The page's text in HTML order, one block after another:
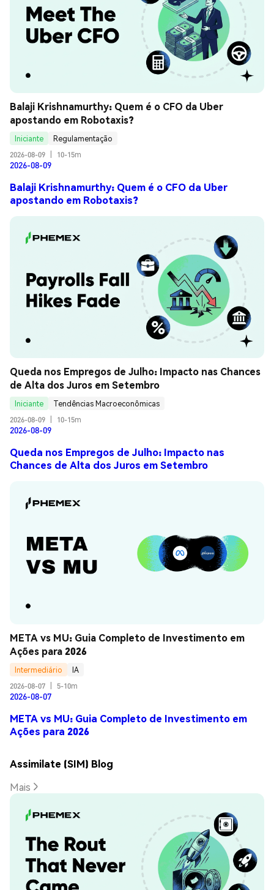
Balaji Krishnamurthy: Quem é o CFO da Uber
apostando em Robotaxis?
Iniciante
Regulamentação
2026-08-09
10-15m
2026-08-09
Balaji Krishnamurthy: Quem é o CFO da Uber
apostando em Robotaxis?
Queda nos Empregos de Julho: Impacto nas Chances
de Alta dos Juros em Setembro
Iniciante
Tendências Macroeconômicas
2026-08-09
10-15m
2026-08-09
Queda nos Empregos de Julho: Impacto nas
Chances de Alta dos Juros em Setembro
META vs MU: Guia Completo de Investimento em
Ações para 2026
Intermediário
IA
2026-08-07
5-10m
2026-08-07
META vs MU: Guia Completo de Investimento em
Ações para 2026
Assimilate (SIM) Blog
Mais